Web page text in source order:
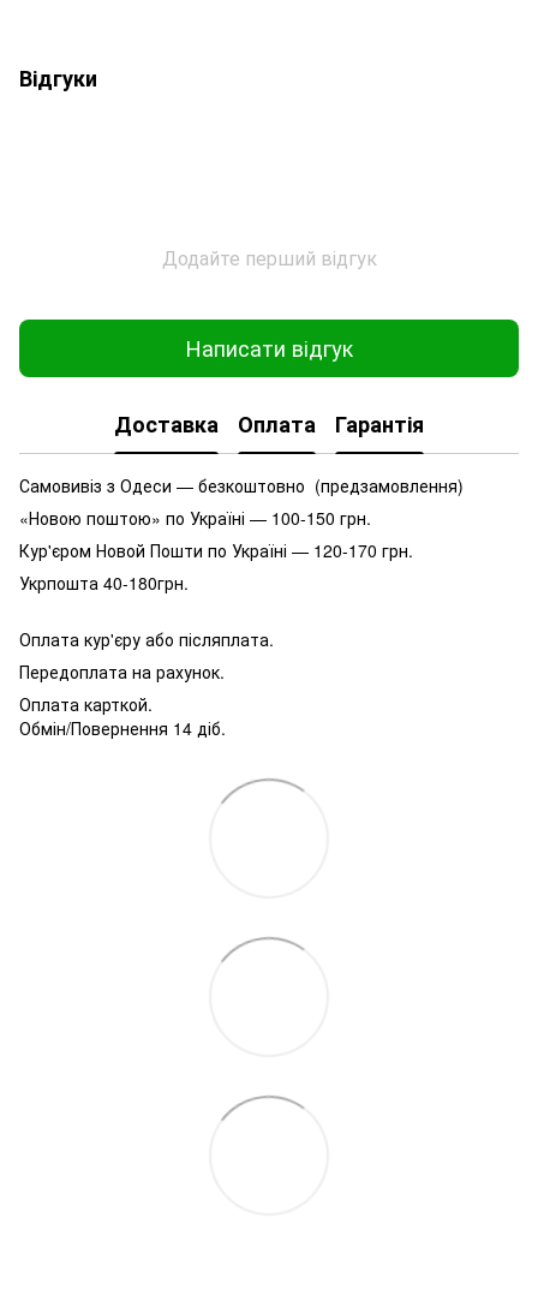
Відгуки
Додайте перший відгук
Написати відгук
Доставка Оплата Гарантія
Самовивіз з Одеси — безкоштовно (предзамовлення)
«Новою поштою» по Україні — 100-150 грн.
Кур'єром Новой Пошти по Україні — 120-170 грн.
Укрпошта 40-180грн.
Оплата кур'єру або післяплата.
Передоплата на рахунок.
Оплата карткой.
Обмін/Повернення 14 діб.